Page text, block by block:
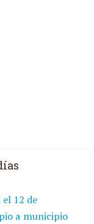
12 de
a municipio